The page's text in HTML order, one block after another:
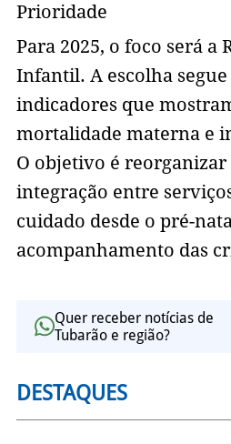
Prioridade
Para 2025, o foco será a
Infantil. A escolha
indicadores que
mortalidade materna e
O objetivo é
integração entre
cuidado desde o pré-
acompanhamento das
Quer receber notícias de
Tubarão e região?
DESTAQUES